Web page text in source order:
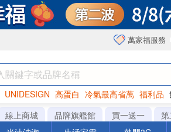
萬家福服務
UNIDESIGN 高蛋白 冷氣最高省萬 福利品
罐頭 咖啡 海苔
線上商城 品牌旗艦館 買一送一